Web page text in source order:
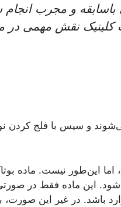
و مجرب انجام
کلینیک نقش مهمی در
و سپس با فلج کردن
اما این‌طور نیست. ماده
این ماده فقط در
باشد. در غیر این